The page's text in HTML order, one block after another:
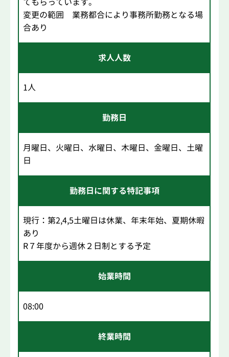
変更の範囲 業務都合により事務所勤務となる場
合あり
求人人数
1人
勤務日
月曜日、火曜日、水曜日、木曜日、金曜日、土曜
日
勤務日に関する特記事項
現行：第2,4,5土曜日は休業、年末年始、夏期休暇
あり
R７年度から週休２日制とする予定
始業時間
08:00
終業時間